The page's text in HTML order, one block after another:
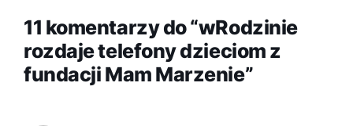
11 komentarzy do “wRodzinie
rozdaje telefony dzieciom z
fundacji Mam Marzenie”